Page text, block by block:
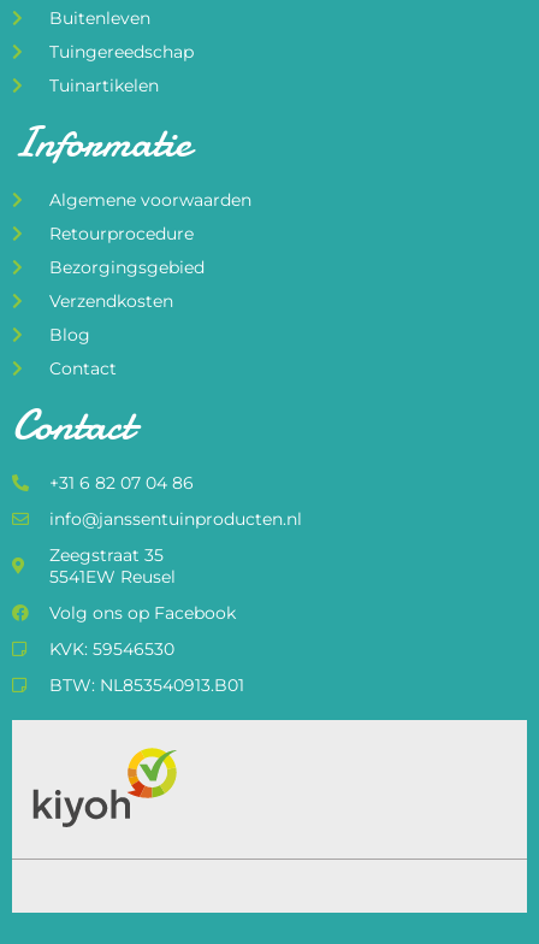
Buitenleven
Tuingereedschap
Tuinartikelen
Informatie
Algemene voorwaarden
Retourprocedure
Bezorgingsgebied
Verzendkosten
Blog
Contact
Contact
+31 6 82 07 04 86
info@janssentuinproducten.nl
Zeegstraat 35
5541EW Reusel
Volg ons op Facebook
KVK: 59546530
BTW: NL853540913.B01